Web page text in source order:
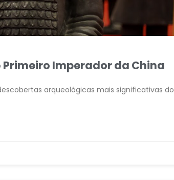
Imperador da China
arqueológicas mais significativas do